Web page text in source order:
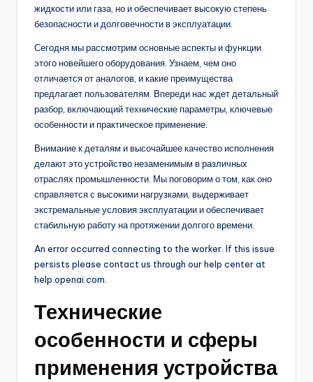
жидкости или газа, но и обеспечивает высокую степень
безопасности и долговечности в эксплуатации.
Сегодня мы рассмотрим основные аспекты и функции
этого новейшего оборудования. Узнаем, чем оно
отличается от аналогов, и какие преимущества
предлагает пользователям. Впереди нас ждет детальный
разбор, включающий технические параметры, ключевые
особенности и практическое применение.
Внимание к деталям и высочайшее качество исполнения
делают это устройство незаменимым в различных
отраслях промышленности. Мы поговорим о том, как оно
справляется с высокими нагрузками, выдерживает
экстремальные условия эксплуатации и обеспечивает
стабильную работу на протяжении долгого времени.
An error occurred connecting to the worker. If this issue
persists please contact us through our help center at
help.openai.com.
Технические
особенности и сферы
применения устройства